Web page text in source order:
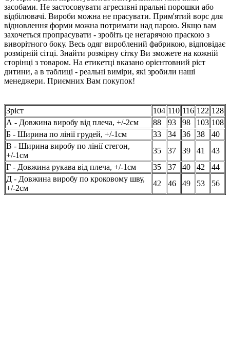
засобами. Не застосовувати агресивні пральні порошки або
відбілювачі. Вироби можна не прасувати. Прим'ятий ворс для
відновлення форми можна потримати над парою. Якщо вам
захочеться пропрасувати - зробіть це негарячою праскою з
виворітного боку. Весь одяг вироблений фабрикою, відповідає
розмірній сітці. Знайти розмірну сітку Ви зможете на кожній
сторінці з товаром. На етикетці вказано орієнтовний ріст
дитини, а в таблиці - реальні виміри, які зробили наші
менеджери. Приємних Вам покупок!
Зріст 104 110 116 122 128
А - Довжина виробу від плеча, +/-2см
88 93 98 103 108
Б - Ширина по лінії грудей, +/-1см
33 34 36 38
40
В - Ширина виробу по лінії стегон,
+/-1см
35 37 39 41
43
Г - Довжина рукава від плеча, +/-1см
35 37 40 42
44
Д - Довжина виробу по кроковому шву,
+/-2см
42 46 49 53 56